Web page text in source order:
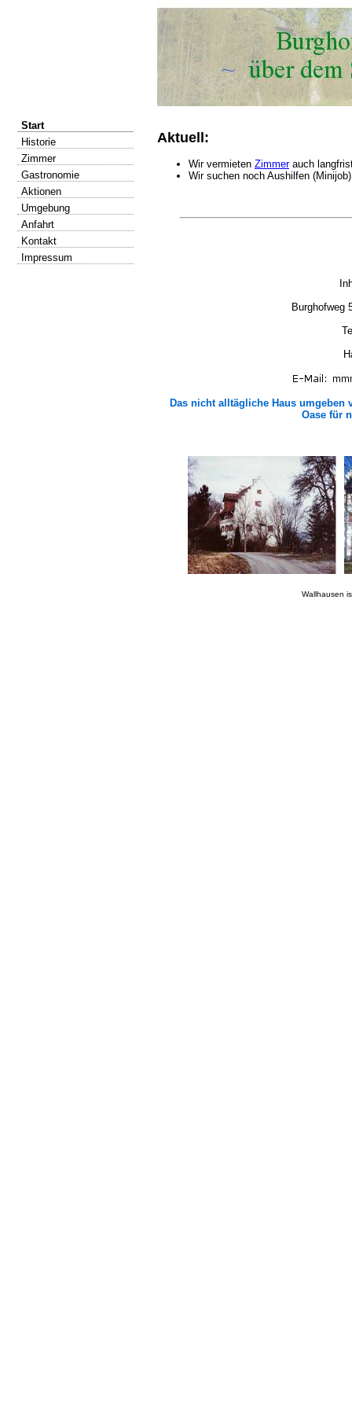
Start
Historie
Zimmer
Gastronomie
Aktionen
Umgebung
Anfahrt
Kontakt
Impressum
Aktuell:
Wir vermieten Zimmerauch
Wir suchen noch Aushilfen
Burghofweg
Das nicht alltägliche Haus
Oase für
Wallhausen